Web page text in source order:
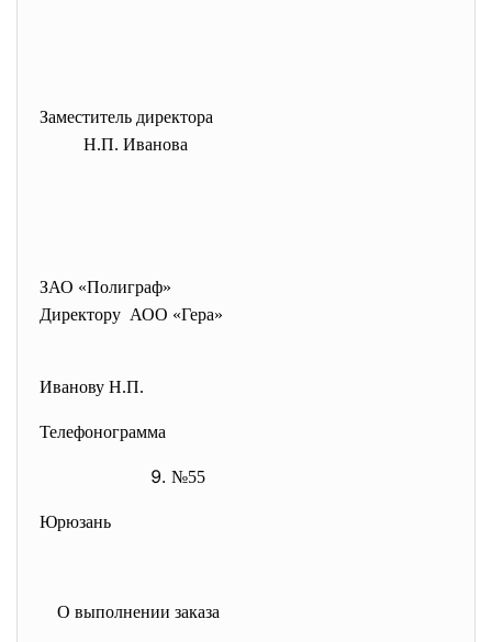
Заместитель директора
Н.П. Иванова
ЗАО «Полиграф»
Директору АОО «Гера»
Иванову Н.П.
Телефонограмма
№55
Юрюзань
О выполнении заказа